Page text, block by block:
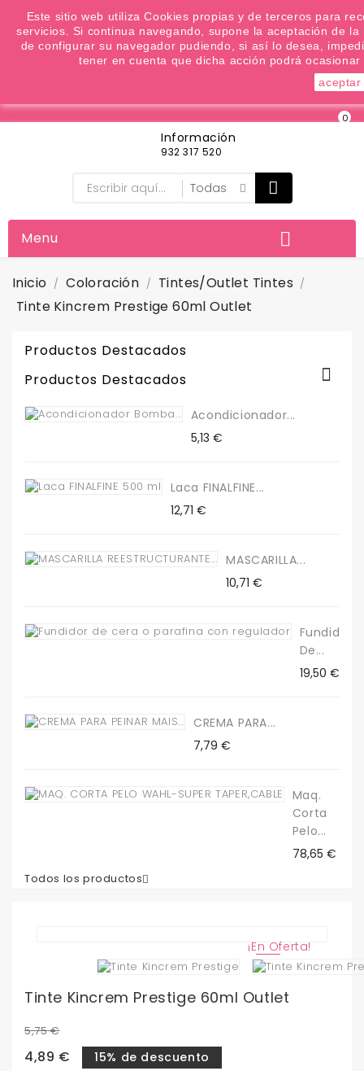
¿Quiere conocer las próximas ofertas del fin de
semana? Apúntate a nuestra Newsletter
Moneda:

Favoritos (0)
0
Información
932 317 520

Menu
Inicio Coloración
Tintes/outlet Tintes
Tinte Kincrem Prestige 60ml Outlet
Productos Destacados
Productos Destacados

Acondicionador...
Precio
5,13 €
Laca FINALFINE...
Precio
12,71 €
MASCARILLA...
Precio
10,71 €
Fundidor
De...
Precio
19,50 €
CREMA PARA...
Precio
7,79 €
Maq.
Corta
Pelo...
Precio
78,65 €
Todos los productos 
¡En Oferta!
Tinte Kincrem Prestige 60ml Outlet
5,75 €
4,89 €
15% de descuento
Este sitio web utiliza Cookies propias y de terceros para
servicios. Si continua navegando, supone la aceptación de
de configurar su navegador pudiendo, si así lo desea,
tener en cuenta que dicha acción podrá
aceptar